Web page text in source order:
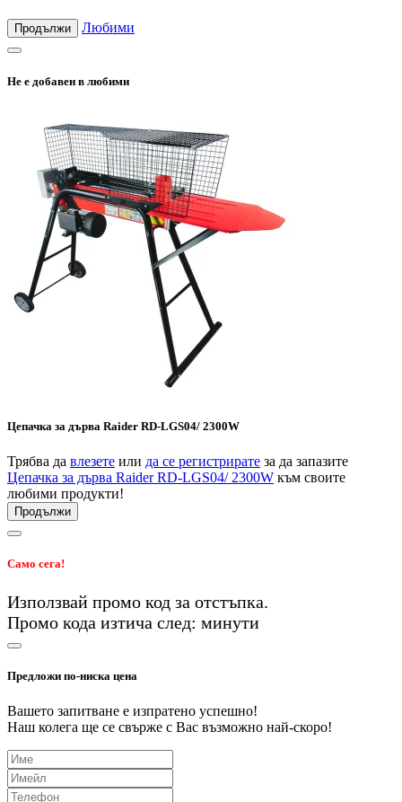
Продължи Любими
Не е добавен в любими
Цепачка за дърва Raider RD-LGS04/ 2300W
Трябва да влезете или да се регистрирате за да запазите
Цепачка за дърва Raider RD-LGS04/ 2300W към своите
любими продукти!
Продължи
Само сега!
Използвай промо код за отстъпка.
Промо кода изтича след: минути
Предложи по-ниска цена
Вашето запитване е изпратено успешно!
Наш колега ще се свърже с Вас възможно най-скоро!